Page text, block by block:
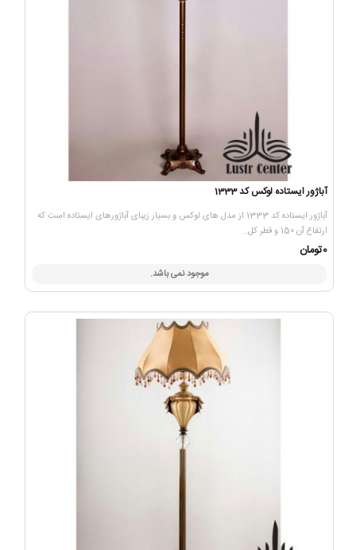
آباژور ایستاده لوکس کد 1333
آباژور ایستاده کد 1333 از مدل های لوکس و بسیار زیبای آباژورهای ایستاده است که
ارتفاع آن 150 و قطر کل..
0تومان
موجود نمی باشد.